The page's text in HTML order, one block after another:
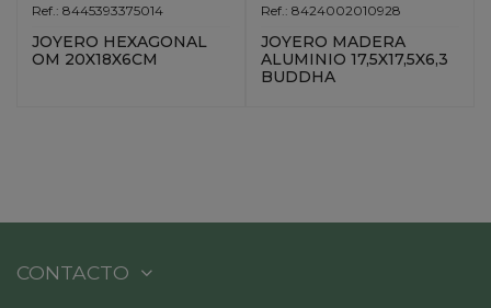
Ref.: 8445393375014
JOYERO HEXAGONAL
OM 20X18X6CM
Ref.: 8424002010928
JOYERO MADERA
ALUMINIO 17,5X17,5X6,3
BUDDHA
CONTACTO